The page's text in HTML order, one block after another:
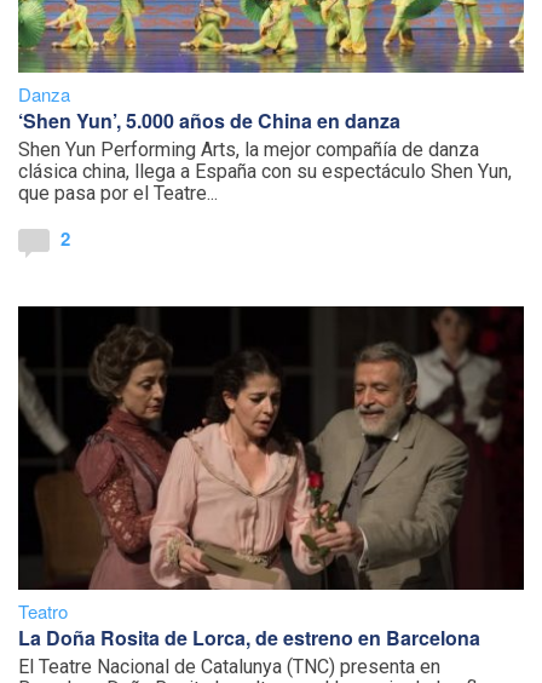
Danza
‘Shen Yun’, 5.000 años de China en danza
Shen Yun Performing Arts, la mejor compañía de danza
clásica china, llega a España con su espectáculo Shen Yun,
que pasa por el Teatre...
2
Teatro
La Doña Rosita de Lorca, de estreno en Barcelona
El Teatre Nacional de Catalunya (TNC) presenta en